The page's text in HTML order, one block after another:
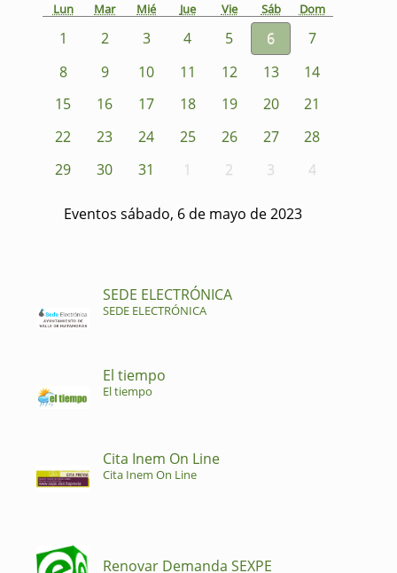
Lun Mar Mié Jue Vie Sáb Dom
1 2 3 4 5 6
7
8
9 10 11 12 13
14
15
16 17 18 19 20
21
22
23 24 25 26 27
28
29
30 31 1 2 3 4
Eventos sábado, 6 de mayo de 2023
SEDE ELECTRÓNICA
SEDE ELECTRÓNICA
El tiempo
El tiempo
Cita Inem On Line
Cita Inem On Line
Renovar Demanda SEXPE